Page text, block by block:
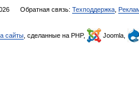
Обратная связь: Техподдержка
сайты , сделанные на PHP, Joomla,